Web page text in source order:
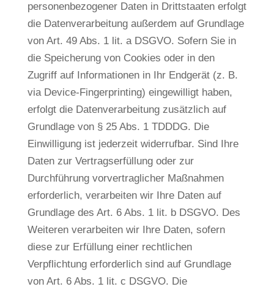
personenbezogener Daten in Drittstaaten erfolgt
die Datenverarbeitung außerdem auf Grundlage
von Art. 49 Abs. 1 lit. a DSGVO. Sofern Sie in
die Speicherung von Cookies oder in den
Zugriff auf Informationen in Ihr Endgerät (z. B.
via Device-Fingerprinting) eingewilligt haben,
erfolgt die Datenverarbeitung zusätzlich auf
Grundlage von § 25 Abs. 1 TDDDG. Die
Einwilligung ist jederzeit widerrufbar. Sind Ihre
Daten zur Vertragserfüllung oder zur
Durchführung vorvertraglicher Maßnahmen
erforderlich, verarbeiten wir Ihre Daten auf
Grundlage des Art. 6 Abs. 1 lit. b DSGVO. Des
Weiteren verarbeiten wir Ihre Daten, sofern
diese zur Erfüllung einer rechtlichen
Verpflichtung erforderlich sind auf Grundlage
von Art. 6 Abs. 1 lit. c DSGVO. Die